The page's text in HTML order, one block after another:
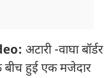
अटारी -वाघा बॉर्डर
बीच हुई एक मजेदार